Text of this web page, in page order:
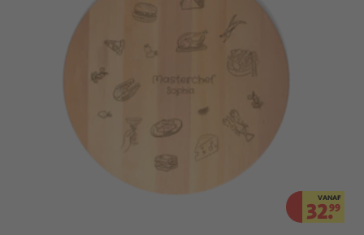
VANAF
32.99